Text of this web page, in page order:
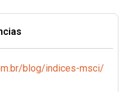
blog/indices-msci/